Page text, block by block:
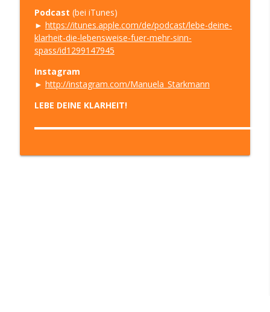
Podcast (bei iTunes)
► https://itunes.apple.com/de/podcast/lebe-deine-
klarheit-die-lebensweise-fuer-mehr-sinn-
spass/id1299147945
Instagram
► http://instagram.com/Manuela_Starkmann
LEBE DEINE KLARHEIT!
▬▬▬▬▬▬▬▬▬▬▬▬▬▬▬▬▬▬▬▬▬▬▬▬▬▬▬▬